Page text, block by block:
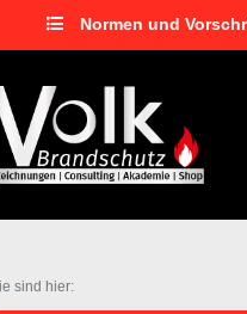
Normen und
sind hier: